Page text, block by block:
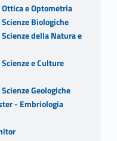
e Optometria
Biologiche
della Natura e
e Culture
Geologiche
- Embriologia